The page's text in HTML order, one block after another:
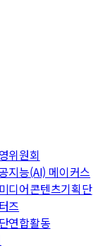
위원회
지능(AI) 메이커스
디어콘텐츠기획단
즈
연합활동